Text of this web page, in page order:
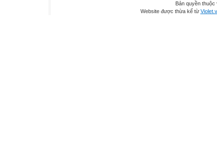
Bản quyền
Website được thừa kế từ